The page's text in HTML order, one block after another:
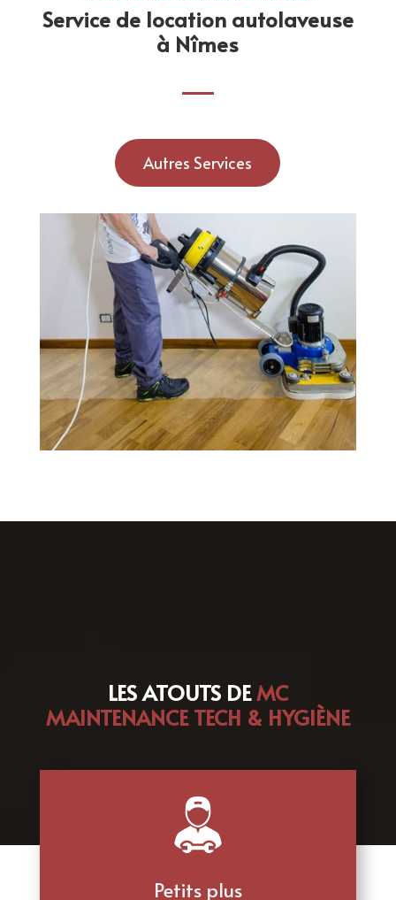
Service de location autolaveuse
à Nîmes
Autres Services
LES ATOUTS DEMC
MAINTENANCE TECH & HYGIÈNE
Petits plus